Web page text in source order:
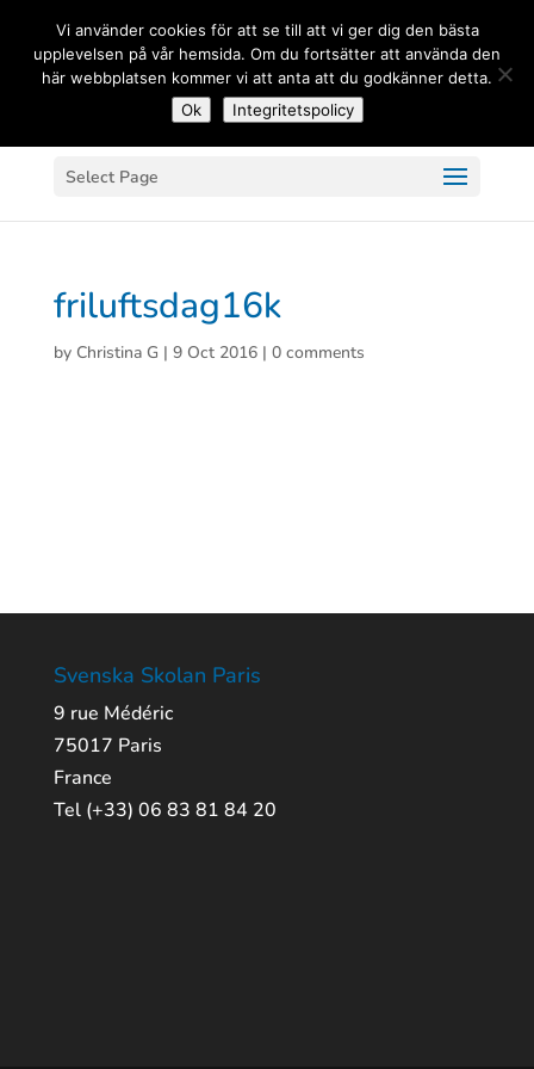
Select Page
friluftsdag16k
by Christina G | 9 Oct 2016| 0 comments
Svenska Skolan Paris
9 rue Médéric
75017 Paris
France
Tel (+33) 06 83 81 84 20
Vi använder cookies för att se till att vi ger dig den bästa
upplevelsen på vår hemsida. Om du fortsätter att använda den
här webbplatsen kommer vi att anta att du godkänner detta.
Ok
Integritetspolicy